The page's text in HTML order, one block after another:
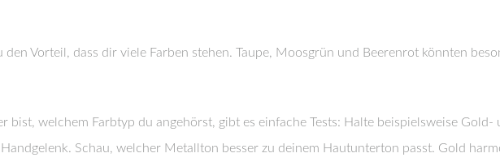
Vorteil, dass dir viele Farben stehen. Taupe, Moosgrün und Beerenrot könnten
bist, welchem Farbtyp du angehörst, gibt es einfache Tests: Halte beispielsweise Gold-
Schau, welcher Metallton besser zu deinem Hautunterton passt. Gold